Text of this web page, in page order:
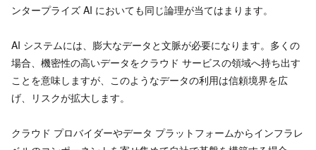
ンタープライズ AI においても同じ論理が当てはまります。
AI システムには、膨大なデータと文脈が必要になります。多くの
場合、機密性の高いデータをクラウド サービスの領域へ持ち出す
ことを意味しますが、このようなデータの利用は信頼境界を広
げ、リスクが拡大します。
クラウド プロバイダーやデータ プラットフォームからインフラレ